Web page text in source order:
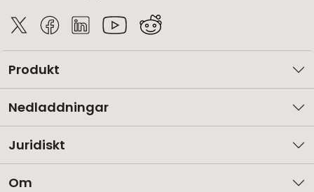
Produkt
Nedladdningar
Juridiskt
Om